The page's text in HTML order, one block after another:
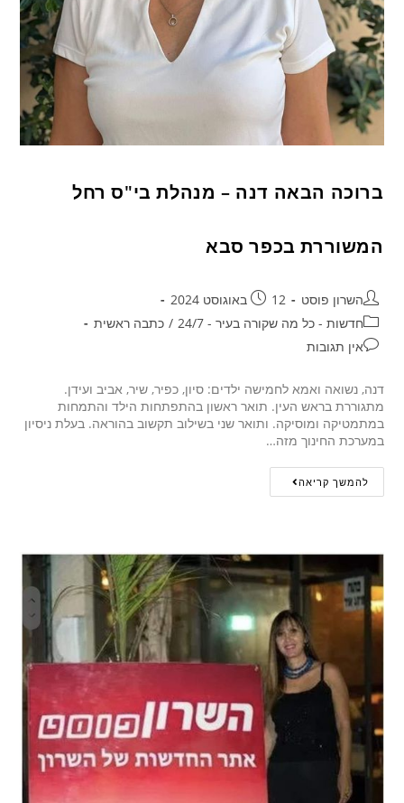
ברוכה הבאה דנה – מנהלת בי"ס רחל
המשוררת בכפר סבא
השרון פוסט
12 באוגוסט 2024
חדשות - כל מה שקורה בעיר - 24/7
/ כתבה ראשית
אין תגובות
דנה, נשואה ואמא לחמישה ילדים: סיון, כפיר, שיר, אביב ועידן.
מתגוררת בראש העין. תואר ראשון בהתפתחות הילד והתמחות
במתמטיקה ומוסיקה. ותואר שני בשילוב תקשוב בהוראה. בעלת ניסיון
במערכת החינוך מזה…
להמשך קריאה